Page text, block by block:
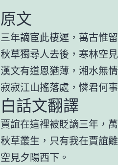
原文
三年謫宦此棲遲，萬古惟
秋草獨尋人去後，寒林空
漢文有道恩猶薄，湘水無
寂寂江山搖落處，憐君何
白話文翻譯
賈誼在這裡被貶謫三年，
秋草叢生，只有我在賈誼
空見夕陽西下。